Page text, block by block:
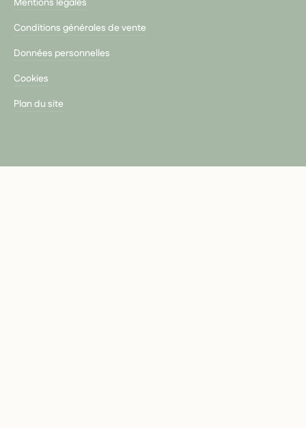
Conditions générales de vente
Données personnelles
Cookies
Plan du site